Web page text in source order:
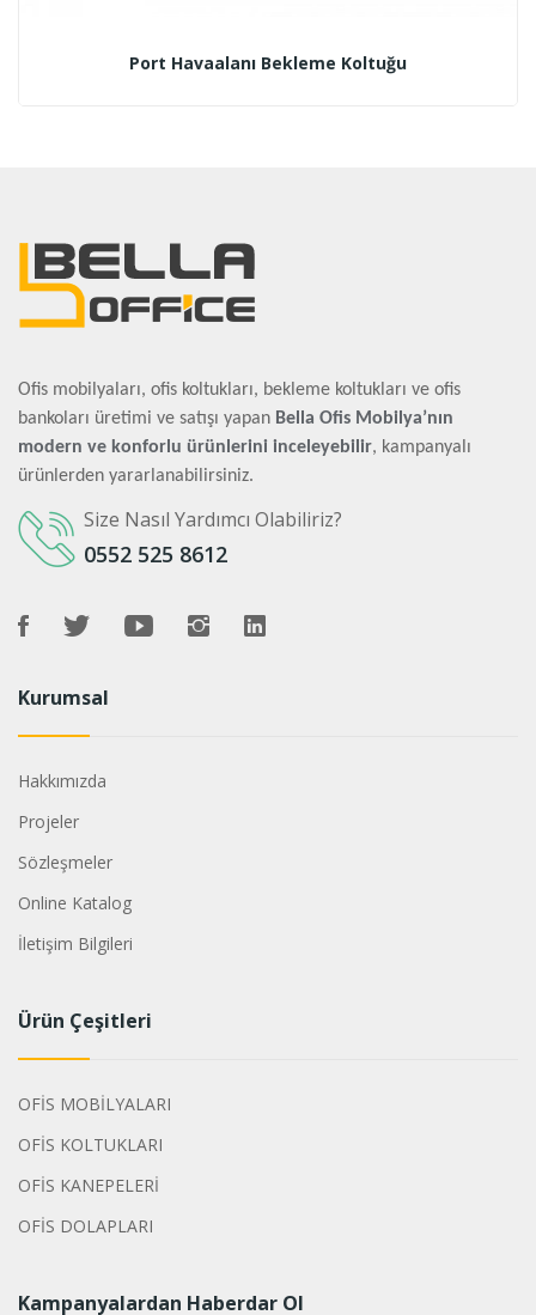
Port Havaalanı Bekleme Koltuğu
Ofis mobilyaları, ofis koltukları, bekleme koltukları ve ofis
bankoları üretimi ve satışı yapan Bella Ofis Mobilya’nın
modern ve konforlu ürünlerini inceleyebilir, kampanyalı
ürünlerden yararlanabilirsiniz.
Size Nasıl Yardımcı Olabiliriz?
0552 525 8612
Kurumsal
Hakkımızda
Projeler
Sözleşmeler
Online Katalog
İletişim Bilgileri
Ürün Çeşitleri
OFİS MOBİLYALARI
OFİS KOLTUKLARI
OFİS KANEPELERİ
OFİS DOLAPLARI
Kampanyalardan Haberdar Ol